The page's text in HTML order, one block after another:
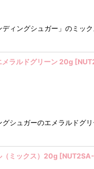
ィングシュガー」のミッ
メラルドグリーン 20g [
シュガーのエメラルドグ
（ミックス）20g [